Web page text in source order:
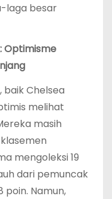
laga besar
Optimisme
baik Chelsea
melihat
masih
mengoleksi 19
dari pemuncak
poin. Namun,